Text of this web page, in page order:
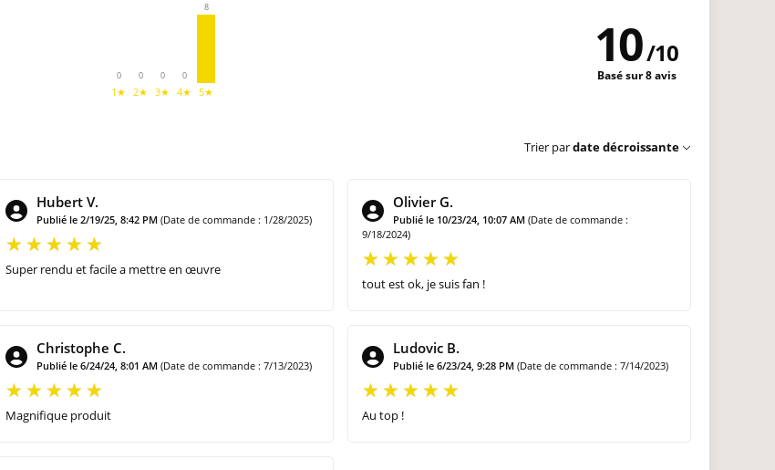
0
1★
0
2★
0
3★
0
4★
8
5★
10/10
Basé sur 8 avis
Trier pardate décroissante
Hubert V.
Publié le 2/19/25, 8:42 PM (Date de commande : 1/28/2025)
Super rendu et facile a mettre en œuvre
Olivier G.
Publié le 10/23/24, 10:07 AM (Date de commande :
9/18/2024)
tout est ok, je suis fan !
Christophe C.
Publié le 6/24/24, 8:01 AM (Date de commande : 7/13/2023)
Magnifique produit
Ludovic B.
Publié le 6/23/24, 9:28 PM (Date de commande : 7/14/2023)
Au top !